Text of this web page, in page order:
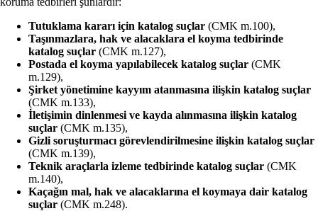
Tutuklama kararı için katalog suçlar (CMK m.100),
Taşınmazlara, hak ve alacaklara el koyma tedbirinde
katalog suçlar (CMK m.127),
Postada el koyma yapılabilecek katalog suçlar (CMK
m.129),
Şirket yönetimine kayyım atanmasına ilişkin katalog suçlar
(CMK m.133),
İletişimin dinlenmesi ve kayda alınmasına ilişkin katalog
suçlar (CMK m.135),
Gizli soruşturmacı görevlendirilmesine ilişkin katalog suçlar
(CMK m.139),
Teknik araçlarla izleme tedbirinde katalog suçlar (CMK
m.140),
Kaçağın mal, hak ve alacaklarına el koymaya dair katalog
suçlar (CMK m.248).